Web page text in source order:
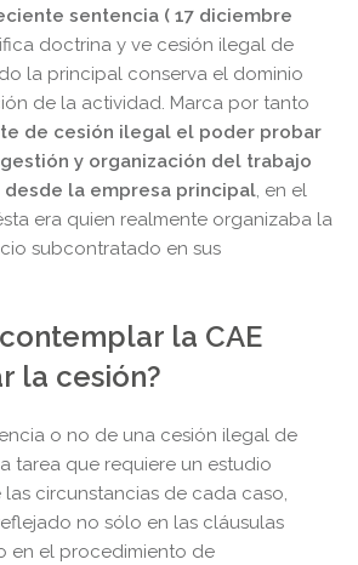
sentencia ( 17 diciembre
doctrina y ve cesión ilegal de
la principal conserva el dominio
de la actividad. Marca por tanto
de cesión ilegal el poder probar
y organización del trabajo
la empresa principal, en el
era quien realmente organizaba la
subcontratado en sus
la CAE
la cesión?
o no de una cesión ilegal de
tarea que requiere un estudio
circunstancias de cada caso,
no sólo en las cláusulas
en el procedimiento de